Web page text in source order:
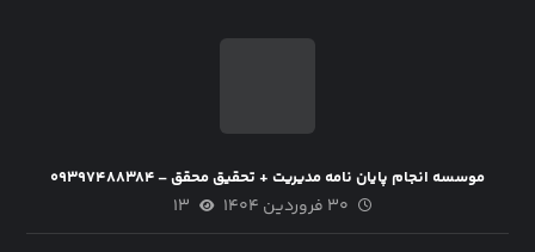
موسسه انجام پایان نامه مدیریت + تحقیق محقق – ۰۹۳۹۷۴۸۸۳۸۴
۳۰ فروردین ۱۴۰۴ ۱۳